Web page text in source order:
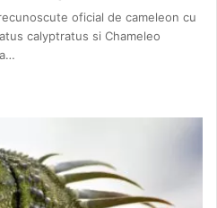
oficial de cameleon cu
calyptratus si Chameleo